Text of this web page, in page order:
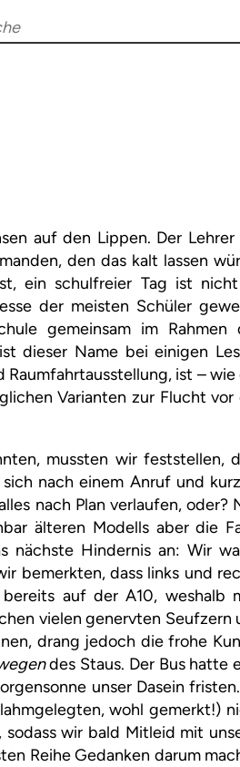
auf den Lippen. Der Lehrer
den das kalt lassen
ein schulfreier Tag ist
der meisten Schüler
gemeinsam im Rahmen
dieser Name bei einigen
ist – wie
Varianten zur Flucht vor
mussten wir feststellen,
nach einem Anruf und
nach Plan verlaufen, oder?
älteren Modells aber die
nächste Hindernis an: Wir
bemerkten, dass links und
auf der A10, weshalb
vielen genervten Seufzern
drang jedoch die frohe
des Staus. Der Bus hatte
unser Dasein
wohl gemerkt!)
wir bald Mitleid mit
Reihe Gedanken darum